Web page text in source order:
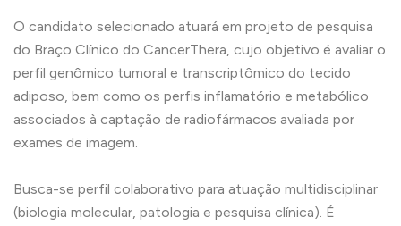
O candidato selecionado atuará em projeto de pesquisa
do Braço Clínico do CancerThera, cujo objetivo é avaliar o
perfil genômico tumoral e transcriptômico do tecido
adiposo, bem como os perfis inflamatório e metabólico
associados à captação de radiofármacos avaliada por
exames de imagem.
Busca-se perfil colaborativo para atuação multidisciplinar
(biologia molecular, patologia e pesquisa clínica). É